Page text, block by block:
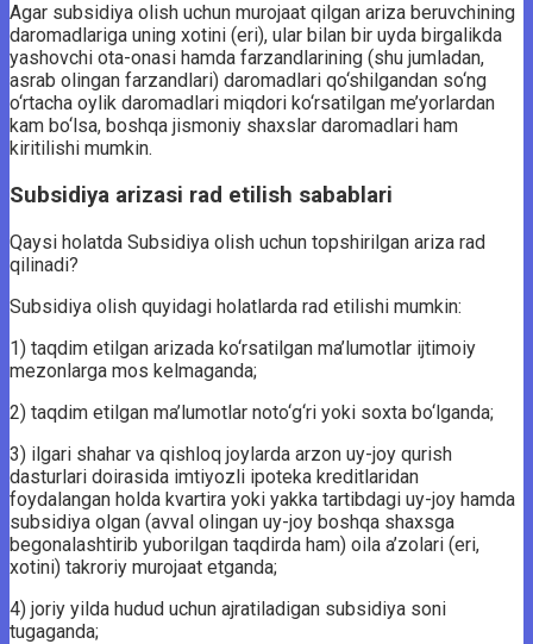
Agar subsidiya olish uchun murojaat qilgan ariza beruvchining
daromadlariga uning xotini (eri), ular bilan bir uyda birgalikda
yashovchi ota-onasi hamda farzandlarining (shu jumladan,
asrab olingan farzandlari) daromadlari qo‘shilgandan so‘ng
o‘rtacha oylik daromadlari miqdori ko‘rsatilgan me’yorlardan
kam bo‘lsa, boshqa jismoniy shaxslar daromadlari ham
kiritilishi mumkin.
Subsidiya arizasi rad etilish sabablari
Qaysi holatda Subsidiya olish uchun topshirilgan ariza rad
qilinadi?
Subsidiya olish quyidagi holatlarda rad etilishi mumkin:
1) taqdim etilgan arizada ko‘rsatilgan ma’lumotlar ijtimoiy
mezonlarga mos kelmaganda;
2) taqdim etilgan ma’lumotlar noto‘g‘ri yoki soxta bo‘lganda;
3) ilgari shahar va qishloq joylarda arzon uy-joy qurish
dasturlari doirasida imtiyozli ipoteka kreditlaridan
foydalangan holda kvartira yoki yakka tartibdagi uy-joy hamda
subsidiya olgan (avval olingan uy-joy boshqa shaxsga
begonalashtirib yuborilgan taqdirda ham) oila a’zolari (eri,
xotini) takroriy murojaat etganda;
4) joriy yilda hudud uchun ajratiladigan subsidiya soni
tugaganda;